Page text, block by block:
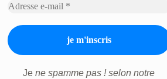
Je ne spamme pas ! selon notre